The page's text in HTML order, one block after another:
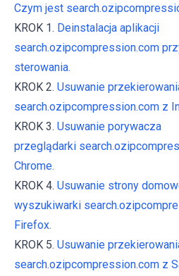
Czym jest
KROK 1. Deinstalacja aplikacji
search.ozipcompression.com
sterowania.
KROK 2. Usuwanie
search.ozipcompression.com z
KROK 3. Usuwanie porywacza
przeglądarki
Chrome.
KROK 4. Usuwanie strony
wyszukiwarki
Firefox.
KROK 5. Usuwanie
search.ozipcompression.com z